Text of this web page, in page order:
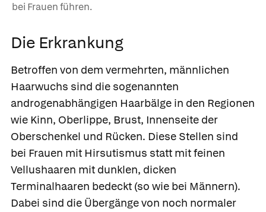
bei Frauen führen.
Die Erkrankung
Betroffen von dem vermehrten, männlichen
Haarwuchs sind die sogenannten
androgenabhängigen Haarbälge in den Regionen
wie Kinn, Oberlippe, Brust, Innenseite der
Oberschenkel und Rücken. Diese Stellen sind
bei Frauen mit Hirsutismus statt mit feinen
Vellushaaren mit dunklen, dicken
Terminalhaaren bedeckt (so wie bei Männern).
Dabei sind die Übergänge von noch normaler